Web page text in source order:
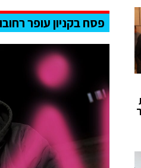
פסח בקניון עופר